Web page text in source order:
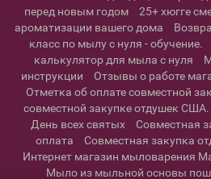
перед новым годом
25+ хюгге
ароматизации вашего дома
класс по мылу с нуля - обучение.
калькулятор для мыла с нуля
инструкции
Отзывы о работе
Отметка об оплате совместной
совместной закупке отдушек США.
День всех святых
Совместная
оплата
Совместная закупка
Интернет магазин мыловарения
Мыло из мыльной основы